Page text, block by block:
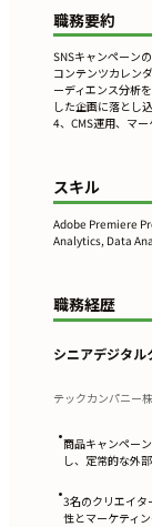
職務要約
SNSキャンペーン
コンテンツカレン
ーディエンス分析
した企画に落とし
4、CMS運用、マー
スキル
Adobe Premiere
Analytics, Data
職務経歴
シニアデジタル
テックカンパニー
•商品キャンペー
し、定常的な外
•3名のクリエイタ
性とマーケティ